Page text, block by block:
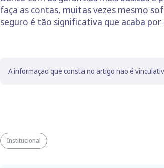
faça as contas, muitas vezes mesmo
seguro é tão significativa que acaba
A informação que consta no artigo não é
Institucional